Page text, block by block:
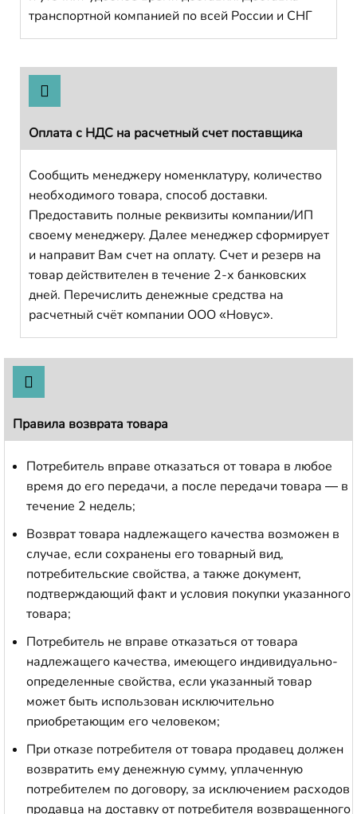
транспортной компанией по всей России и СНГ
Оплата с НДС на расчетный счет поставщика
Сообщить менеджеру номенклатуру, количество
необходимого товара, способ доставки.
Предоставить полные реквизиты компании/ИП
своему менеджеру. Далее менеджер сформирует
и направит Вам счет на оплату. Счет и резерв на
товар действителен в течение 2-х банковских
дней. Перечислить денежные средства на
расчетный счёт компании ООО «Новус».
Правила возврата товара
Потребитель вправе отказаться от товара в любое
время до его передачи, а после передачи товара — в
течение 2 недель;
Возврат товара надлежащего качества возможен в
случае, если сохранены его товарный вид,
потребительские свойства, а также документ,
подтверждающий факт и условия покупки указанного
товара;
Потребитель не вправе отказаться от товара
надлежащего качества, имеющего индивидуально-
определенные свойства, если указанный товар
может быть использован исключительно
приобретающим его человеком;
При отказе потребителя от товара продавец должен
возвратить ему денежную сумму, уплаченную
потребителем по договору, за исключением расходов
продавца на доставку от потребителя возвращенного